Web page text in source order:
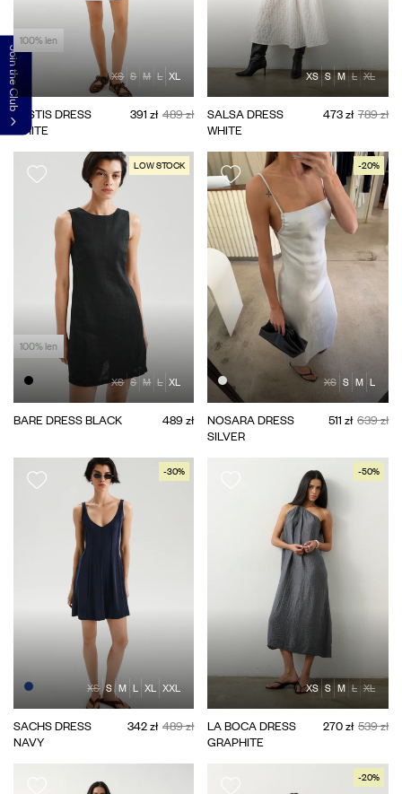
XS S M L XL
100% len
PASTIS DRESS
WHITE
391 zł 489 zł
XS S M L XL
SALSA DRESS
WHITE
473 zł 789 zł
XS S M L XL
100% len
LOW STOCK
BARE DRESS BLACK 489 zł
XS S M L
-20%
NOSARA DRESS
SILVER
511 zł 639 zł
XS S M L XL XXL
-30%
SACHS DRESS
NAVY
342 zł 489 zł
XS S M L XL
-50%
LA BOCA DRESS
GRAPHITE
270 zł 539 zł
-20%
Join the Club